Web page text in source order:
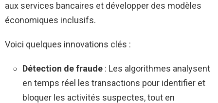
aux services bancaires et développer des modèles
économiques inclusifs.
Voici quelques innovations clés :
Détection de fraude : Les algorithmes analysent
en temps réel les transactions pour identifier et
bloquer les activités suspectes, tout en